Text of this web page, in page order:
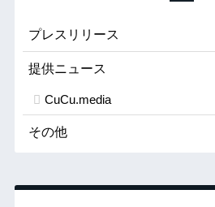
プレスリリース
提供ニュース
CuCu.media
その他